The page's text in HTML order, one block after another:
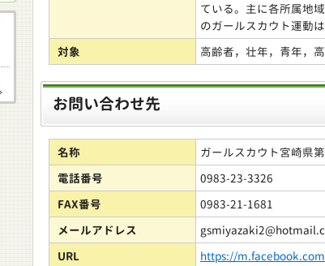
ている。主に各所属地
のガールスカウト運動
対象
高齢者，壮年，青年，
お問い合わせ先
名称
ガールスカウト宮崎県
電話番号
0983-23-3326
FAX番号
0983-21-1681
メールアドレス
URL
https://